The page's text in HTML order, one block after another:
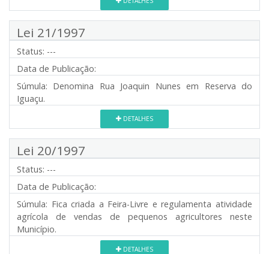
Lei 21/1997
Status: ---
Data de Publicação:
Súmula: Denomina Rua Joaquin Nunes em Reserva do
Iguaçu.
DETALHES
Lei 20/1997
Status: ---
Data de Publicação:
Súmula: Fica criada a Feira-Livre e regulamenta atividade
agrícola de vendas de pequenos agricultores neste
Município.
DETALHES